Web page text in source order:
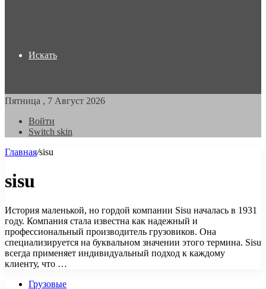
Искать
Пятница , 7 Август 2026
Войти
Switch skin
Главная/sisu
sisu
История маленькой, но гордой компании Sisu началась в 1931
году. Компания стала известна как надежный и
профессиональный производитель грузовиков. Она
специализируется на буквальном значении этого термина. Sisu
всегда применяет индивидуальный подход к каждому
клиенту, что …
Грузовые